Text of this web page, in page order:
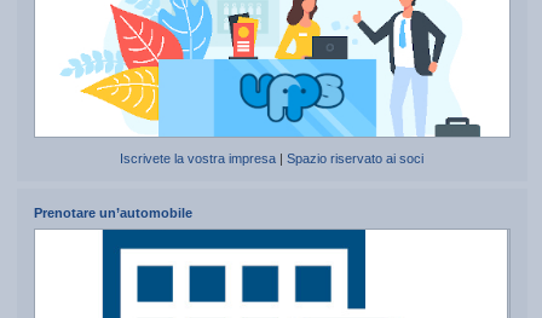
Iscrivete la vostra impresa |Spazio riservato ai soci
Prenotare un’automobile